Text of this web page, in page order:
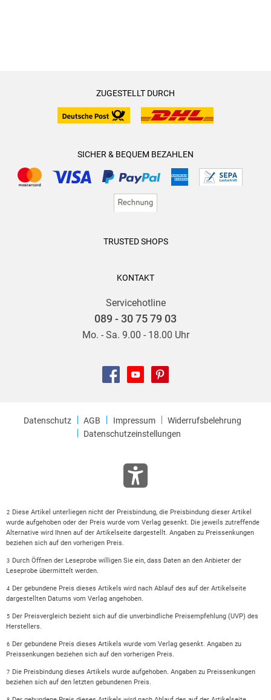
ZUGESTELLT DURCH
SICHER & BEQUEM BEZAHLEN
TRUSTED SHOPS
KONTAKT
Servicehotline
089 - 30 75 79 03
Mo. - Sa. 9.00 - 18.00 Uhr
Datenschutz AGB Impressum
Widerrufsbelehrung
Datenschutzeinstellungen
2
Diese Artikel unterliegen nicht der Preisbindung, die Preisbindung dieser Artikel
wurde aufgehoben oder der Preis wurde vom Verlag gesenkt. Die jeweils zutreffende
Alternative wird Ihnen auf der Artikelseite dargestellt. Angaben zu Preissenkungen
beziehen sich auf den vorherigen Preis.
3
Durch Öffnen der Leseprobe willigen Sie ein, dass Daten an den Anbieter der
Leseprobe übermittelt werden.
4
Der gebundene Preis dieses Artikels wird nach Ablauf des auf der Artikelseite
dargestellten Datums vom Verlag angehoben.
5
Der Preisvergleich bezieht sich auf die unverbindliche Preisempfehlung (UVP) des
Herstellers.
6
Der gebundene Preis dieses Artikels wurde vom Verlag gesenkt. Angaben zu
Preissenkungen beziehen sich auf den vorherigen Preis.
7
Die Preisbindung dieses Artikels wurde aufgehoben. Angaben zu Preissenkungen
beziehen sich auf den letzten gebundenen Preis.